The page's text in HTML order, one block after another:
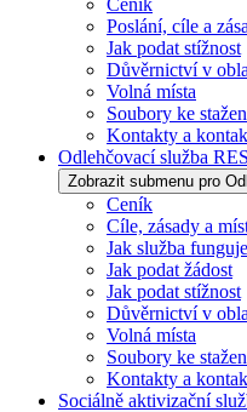
Ceník
Poslání, cíle a
Jak podat stížnost
Důvěrnictví v
Volná místa
Soubory ke
Kontakty a
Odlehčovací služba
Zobrazit submenu pro
Ceník
Cíle, zásady a
Jak služba funguje
Jak podat žádost
Jak podat stížnost
Důvěrnictví v
Volná místa
Soubory ke
Kontakty a
Sociálně aktivizační